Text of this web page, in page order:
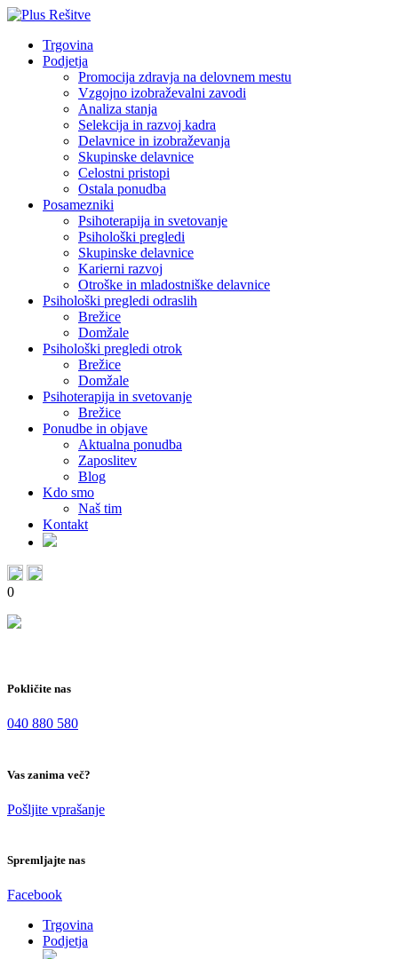
Trgovina
Podjetja
Promocija zdravja na delovnem mestu
Vzgojno izobraževalni zavodi
Analiza stanja
Selekcija in razvoj kadra
Delavnice in izobraževanja
Skupinske delavnice
Celostni pristopi
Ostala ponudba
Posamezniki
Psihoterapija in svetovanje
Psihološki pregledi
Skupinske delavnice
Karierni razvoj
Otroške in mladostniške delavnice
Psihološki pregledi odraslih
Brežice
Domžale
Psihološki pregledi otrok
Brežice
Domžale
Psihoterapija in svetovanje
Brežice
Ponudbe in objave
Aktualna ponudba
Zaposlitev
Blog
Kdo smo
Naš tim
Kontakt
0
Pokličite nas
040 880 580
Vas zanima več?
Pošljite vprašanje
Spremljajte nas
Facebook
Trgovina
Podjetja